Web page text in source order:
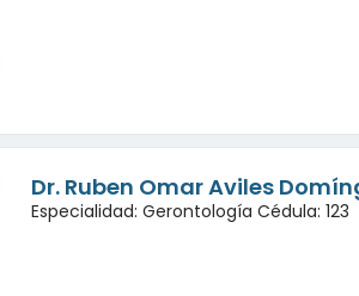
Dr. Ruben Omar Aviles
Especialidad: Gerontología Cédula: 123